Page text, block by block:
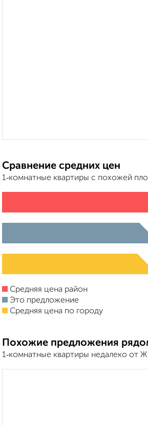
Сравнение средних цен
1‑комнатные квартиры с похожей
Средняя цена район
Это предложение
Средняя цена по городу
Похожие предложения
1‑комнатные квартиры недалеко от